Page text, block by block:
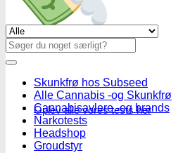
Oplev alle vores tests her
Se alle tilbud her
Søg
efter:
Skunkfrø hos Subseed
Alle Cannabis -og Skunkfrø
Cannabisavlere -og brands
Narkotests
Headshop
Groudstyr